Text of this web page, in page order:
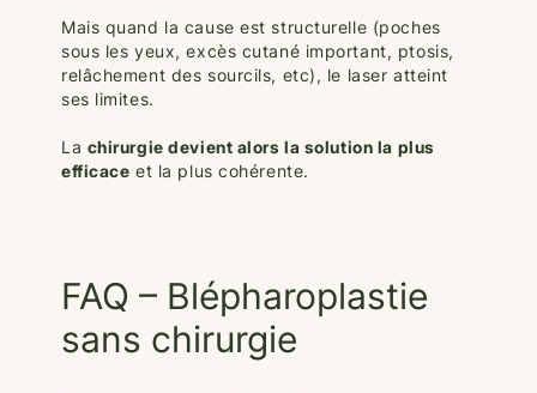
Mais quand la cause est structurelle (poches
sous les yeux, excès cutané important, ptosis,
relâchement des sourcils, etc), le laser atteint
ses limites.
La chirurgie devient alors la solution la plus
efficace et la plus cohérente.
FAQ – Blépharoplastie
sans chirurgie